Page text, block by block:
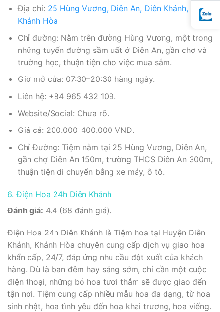
Địa chỉ: 25 Hùng Vương, Diên An, Diên Khánh,
Khánh Hòa
Chỉ đường: Nằm trên đường Hùng Vương, một trong
những tuyến đường sầm uất ở Diên An, gần chợ và
trường học, thuận tiện cho việc mua sắm.
Giờ mở cửa: 07:30–20:30 hàng ngày.
Liên hệ: +84 965 432 109.
Website/Social: Chưa rõ.
Giá cả: 200.000-400.000 VNĐ.
Chỉ Đường: Tiệm nằm tại 25 Hùng Vương, Diên An,
gần chợ Diên An 150m, trường THCS Diên An 300m,
thuận tiện di chuyển bằng xe máy, ô tô.
6. Điện Hoa 24h Diên Khánh
Đánh giá: 4.4 (68 đánh giá).
Điện Hoa 24h Diên Khánh là Tiệm hoa tại Huyện Diên
Khánh, Khánh Hòa chuyên cung cấp dịch vụ giao hoa
khẩn cấp, 24/7, đáp ứng nhu cầu đột xuất của khách
hàng. Dù là ban đêm hay sáng sớm, chỉ cần một cuộc
điện thoại, những bó hoa tươi thắm sẽ được giao đến
tận nơi. Tiệm cung cấp nhiều mẫu hoa đa dạng, từ hoa
sinh nhật, hoa tình yêu đến hoa khai trương, hoa viếng.